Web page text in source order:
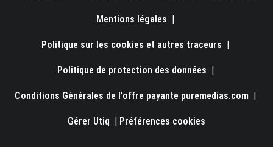
Mentions légales |
Politique sur les cookies et autres traceurs |
Politique de protection des données |
Conditions Générales de l'offre payante puremedias.com |
Gérer Utiq | Préférences cookies